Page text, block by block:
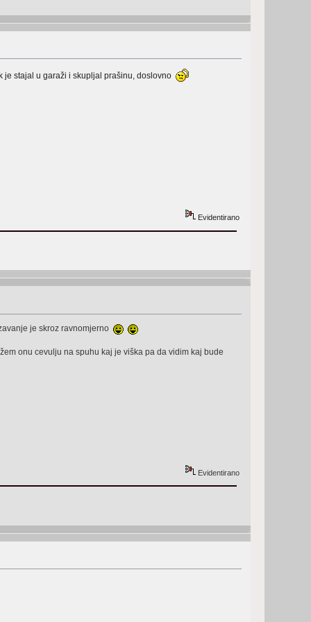
je stajal u garaži i skupljal prašinu, doslovno
Evidentirano
je skroz ravnomjerno
onu cevulju na spuhu kaj je viška pa da vidim kaj bude
Evidentirano